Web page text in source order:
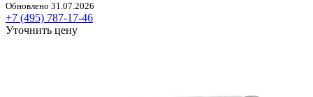
Обновлено 31.07.2026
+7 (495) 787-17-46
Уточнить цену